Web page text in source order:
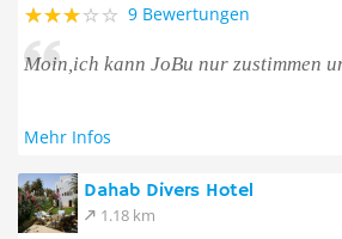
9 Bewertungen
Moin,ich kann JoBu nur zustimmen
Mehr Infos
Dahab Divers Hotel
1.18 km